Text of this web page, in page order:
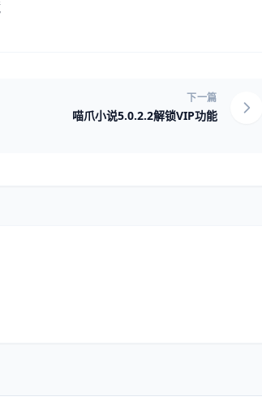
下一篇
喵爪小说5.0.2.2解锁VIP功能